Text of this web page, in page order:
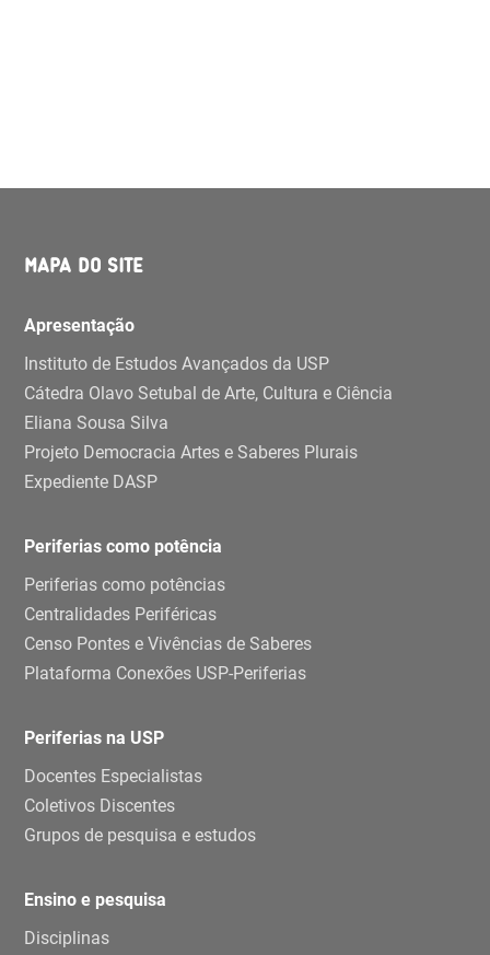
MAPA DO SITE
Apresentação
Instituto de Estudos Avançados da USP
Cátedra Olavo Setubal de Arte, Cultura e Ciência
Eliana Sousa Silva
Projeto Democracia Artes e Saberes Plurais
Expediente DASP
Periferias como potência
Periferias como potências
Centralidades Periféricas
Censo Pontes e Vivências de Saberes
Plataforma Conexões USP-Periferias
Periferias na USP
Docentes Especialistas
Coletivos Discentes
Grupos de pesquisa e estudos
Ensino e pesquisa
Disciplinas